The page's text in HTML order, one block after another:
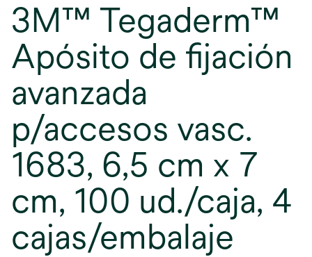
3M™ Tegaderm™
Apósito de fijación
avanzada
p/accesos vasc.
1683, 6,5 cm x 7
cm, 100 ud./caja, 4
cajas/embalaje